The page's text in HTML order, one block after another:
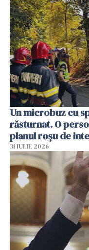
Un microbuz cu
răsturnat. O
planul roșu de
31 IULIE 2026